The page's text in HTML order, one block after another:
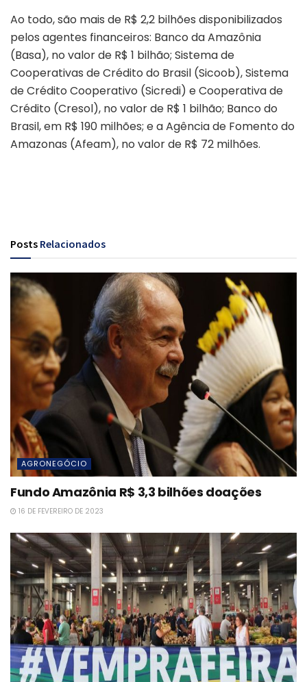
Ao todo, são mais de R$ 2,2 bilhões disponibilizados
pelos agentes financeiros: Banco da Amazônia
(Basa), no valor de R$ 1 bilhão; Sistema de
Cooperativas de Crédito do Brasil (Sicoob), Sistema
de Crédito Cooperativo (Sicredi) e Cooperativa de
Crédito (Cresol), no valor de R$ 1 bilhão; Banco do
Brasil, em R$ 190 milhões; e a Agência de Fomento do
Amazonas (Afeam), no valor de R$ 72 milhões.
Posts Relacionados
AGRONEGÓCIO
Fundo Amazônia R$ 3,3 bilhões doações
16 DE FEVEREIRO DE 2023